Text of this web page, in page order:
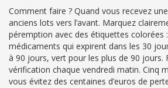
Comment faire ? Quand vous recevez
anciens lots vers l’avant. Marquez
péremption avec des étiquettes colorées
médicaments qui expirent dans les 30
à 90 jours, vert pour les plus de 90 jours.
vérification chaque vendredi matin. Cinq
vous évitez des centaines d’euros de